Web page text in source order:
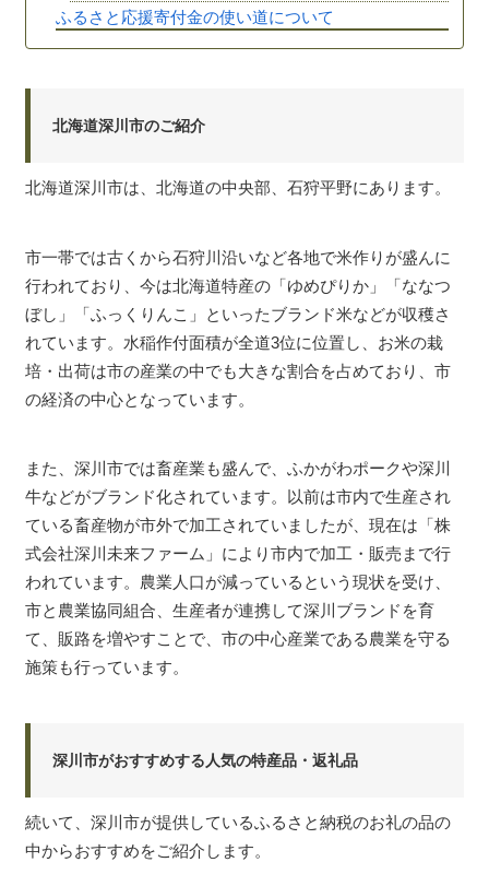
ふるさと応援寄付金の使い道について
北海道深川市のご紹介
北海道深川市は、北海道の中央部、石狩平野にあります。
市一帯では古くから石狩川沿いなど各地で米作りが盛んに
行われており、今は北海道特産の「ゆめぴりか」「ななつ
ぼし」「ふっくりんこ」といったブランド米などが収穫さ
れています。水稲作付面積が全道3位に位置し、お米の栽
培・出荷は市の産業の中でも大きな割合を占めており、市
の経済の中心となっています。
また、深川市では畜産業も盛んで、ふかがわポークや深川
牛などがブランド化されています。以前は市内で生産され
ている畜産物が市外で加工されていましたが、現在は「株
式会社深川未来ファーム」により市内で加工・販売まで行
われています。農業人口が減っているという現状を受け、
市と農業協同組合、生産者が連携して深川ブランドを育
て、販路を増やすことで、市の中心産業である農業を守る
施策も行っています。
深川市がおすすめする人気の特産品・返礼品
続いて、深川市が提供しているふるさと納税のお礼の品の
中からおすすめをご紹介します。